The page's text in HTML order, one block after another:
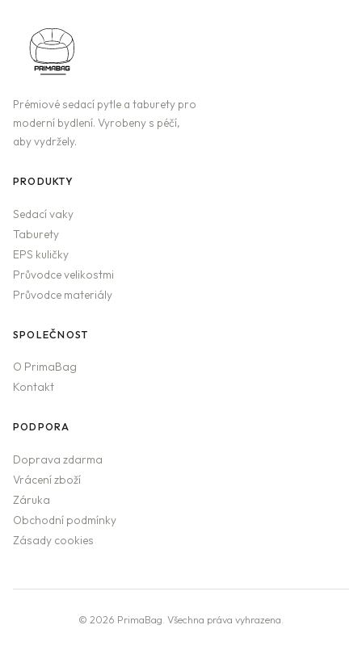
Prémiové sedací pytle a taburety pro
moderní bydlení. Vyrobeny s péčí,
aby vydržely.
PRODUKTY
Sedací vaky
Taburety
EPS kuličky
Průvodce velikostmi
Průvodce materiály
SPOLEČNOST
O PrimaBag
Kontakt
PODPORA
Doprava zdarma
Vrácení zboží
Záruka
Obchodní podmínky
Zásady cookies
© 2026 PrimaBag. Všechna práva vyhrazena.